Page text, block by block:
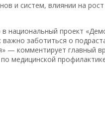
и систем, влиянии на
национальный проект
заботиться о
— комментирует главный
медицинской